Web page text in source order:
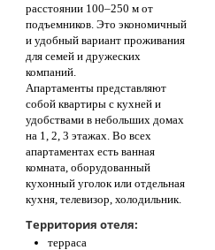
расстоянии 100–250 м от
подъемников. Это экономичный
и удобный вариант проживания
для семей и дружеских
компаний.
Апартаменты представляют
собой квартиры с кухней и
удобствами в небольших домах
на 1, 2, 3 этажах. Во всех
апартаментах есть ванная
комната, оборудованный
кухонный уголок или отдельная
кухня, телевизор, холодильник.
Территория отеля:
терраса